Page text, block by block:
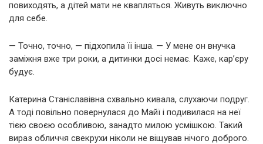
повиходять, а дітей мати не квапляться. Живуть виключно
для себе.
— Точно, точно, — підхопила її інша. — У мене он внучка
заміжня вже три роки, а дитинки досі немає. Каже, кар’єру
будує.
Катерина Станіславівна схвально кивала, слухаючи подруг.
А тоді повільно повернулася до Майї і подивилася на неї
тією своєю особливою, занадто милою усмішкою. Такий
вираз обличчя свекрухи ніколи не віщував нічого доброго.